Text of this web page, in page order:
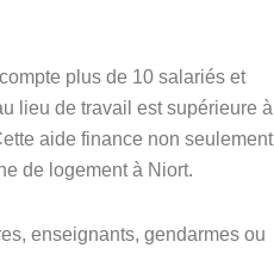
plus de 10 salariés et
lieu de travail est supérieure à
aide finance non seulement
de logement à Niort.
enseignants, gendarmes ou